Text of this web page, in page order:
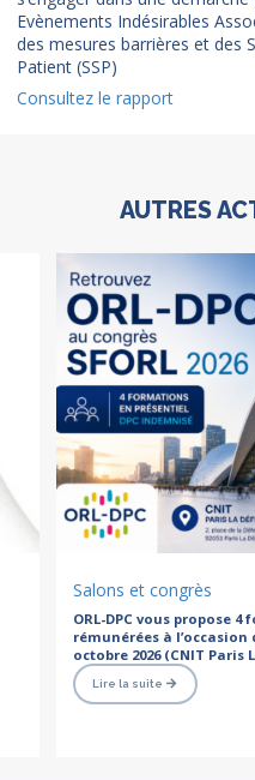
Evènements Indésirables
des mesures barrières et des
Patient (SSP)
Consultez le rapport
AUTRES
Salons et congrès
ORL-DPC vous propose
rémunérées à l’occasion
octobre 2026 (CNIT Paris
Lire la suite